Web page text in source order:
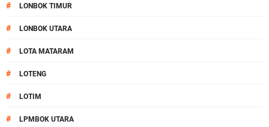
# LONBOK TIMUR
# LONBOK UTARA
# LOTA MATARAM
# LOTENG
# LOTIM
# LPMBOK UTARA